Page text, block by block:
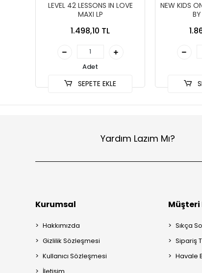
LEVEL 42 LESSONS IN LOVE
MAXI LP
1.498,10 TL
Adet
SEPETE EKLE
NEW KIDS
Yardım Lazım Mı?
Kurumsal
Hakkımızda
Gizlilik Sözleşmesi
Kullanıcı Sözleşmesi
Sıkça
Sipariş
Havale